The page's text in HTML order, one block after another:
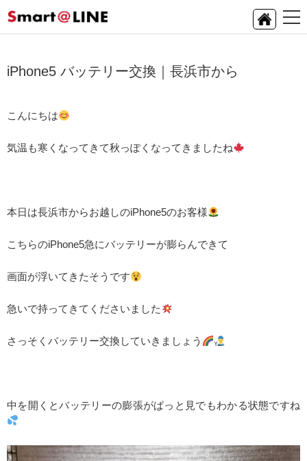
iPhone5 バッテリー交換｜長浜市から
こんにちは
気温も寒くなってきて秋っぽくなってきましたね
本日は長浜市からお越しのiPhone5のお客様
こちらのiPhone5急にバッテリーが膨らんできて
画面が浮いてきたそうです
急いで持ってきてくださいました
さっそくバッテリー交換していきましょう
中を開くとバッテリーの膨張がぱっと見でもわかる状態ですね